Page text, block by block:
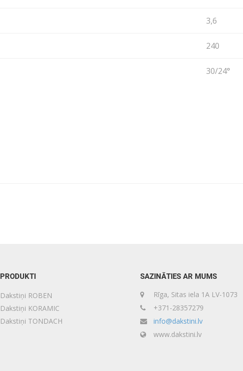
3,6
240
30/24°
PRODUKTI
Dakstiņi ROBEN
Dakstiņi KORAMIC
Dakstiņi TONDACH
SAZINĀTIES AR MUMS
Rīga, Sitas iela 1A LV-1073
+371-28357279
info@dakstini.lv
www.dakstini.lv